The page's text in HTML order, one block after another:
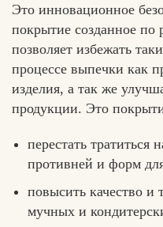
Это инновационное
покрытие созданное по
позволяет избежать
процессе выпечки как
изделия, а так же
продукции. Это
перестать
противней и форм
повысить качество и
мучных и